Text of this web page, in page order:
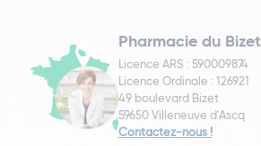
Pharmacie du Bizet
Licence ARS : 590009874
Licence Ordinale : 126921
49 boulevard Bizet
59650 Villeneuve d'Ascq
Contactez-nous !